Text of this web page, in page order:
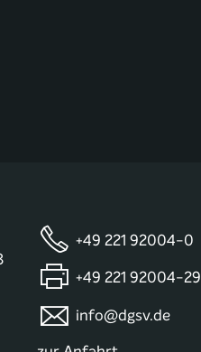
+49 221 92004-0
+49 221 92004-29
info@dgsv.de